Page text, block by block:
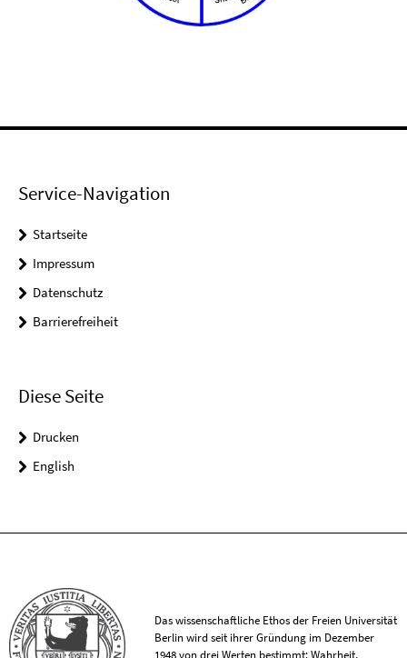
Service-Navigation
Startseite
Impressum
Datenschutz
Barrierefreiheit
Diese Seite
Drucken
English
Das wissenschaftliche Ethos der Freien Universität
Berlin wird seit ihrer Gründung im Dezember
1948 von drei Werten bestimmt: Wahrheit,